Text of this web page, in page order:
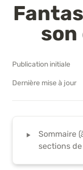
Publication initiale
Dernière mise à jour
‣
Sommaire
sections